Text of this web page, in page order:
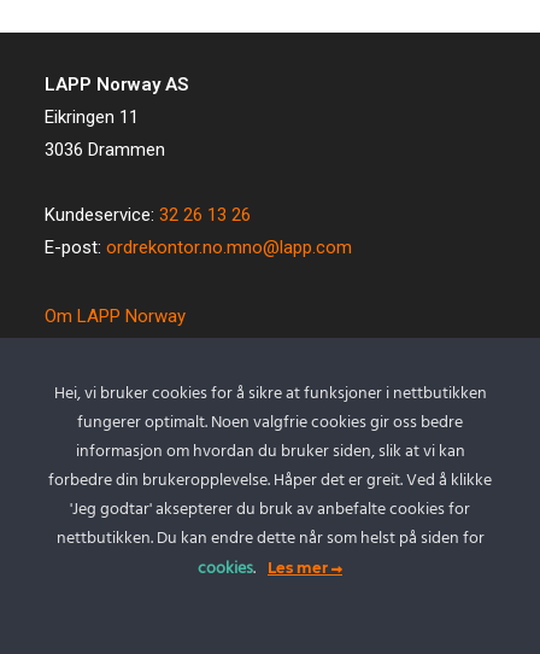
LAPP Norway AS
Eikringen 11
3036 Drammen
Kundeservice:32 26 13 26
E-post:ordrekontor.no.mno@lapp.com
Om LAPP Norway
Kvalitet og miljø
Betingelser
Kontakt oss
Cookie policy
Personvernserklæring
Hei, vi bruker cookies for å sikre at funksjoner i nettbutikken
fungerer optimalt. Noen valgfrie cookies gir oss bedre
informasjon om hvordan du bruker siden, slik at vi kan
forbedre din brukeropplevelse. Håper det er greit. Ved å klikke
'Jeg godtar' aksepterer du bruk av anbefalte cookies for
nettbutikken. Du kan endre dette når som helst på siden for
cookies. Les mer